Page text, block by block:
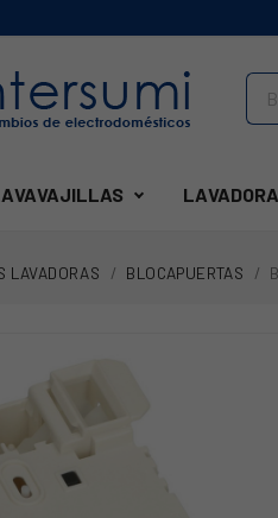
LAVADORAS BLOCAPUERTAS